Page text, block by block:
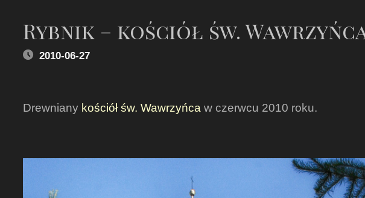
Rybnik – kościół św.
2010-06-27
Drewniany kościół św. Wawrzyńca w czerwcu 2010 roku.